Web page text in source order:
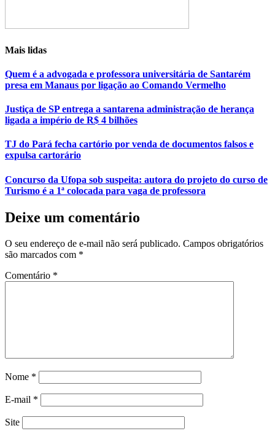
Mais lidas
Quem é a advogada e professora universitária de Santarém
presa em Manaus por ligação ao Comando Vermelho
Justiça de SP entrega a santarena administração de herança
ligada a império de R$ 4 bilhões
TJ do Pará fecha cartório por venda de documentos falsos e
expulsa cartorário
Concurso da Ufopa sob suspeita: autora do projeto do curso de
Turismo é a 1ª colocada para vaga de professora
Deixe um comentário
O seu endereço de e-mail não será publicado. Campos obrigatórios
são marcados com *
Comentário *
Nome *
E-mail *
Site